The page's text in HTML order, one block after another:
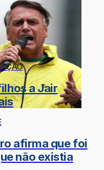
a Jair
afirma que foi
não existia